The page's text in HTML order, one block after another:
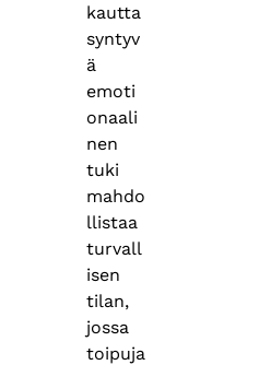
kautta
syntyv
ä
emoti
onaali
nen
tuki
mahdo
llistaa
turvall
isen
tilan,
jossa
toipuja